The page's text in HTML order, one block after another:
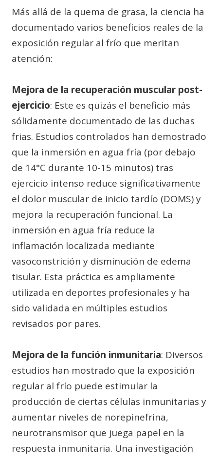
Más allá de la quema de grasa, la ciencia ha
documentado varios beneficios reales de la
exposición regular al frío que meritan
atención:
Mejora de la recuperación muscular post-
ejercicio: Este es quizás el beneficio más
sólidamente documentado de las duchas
frias. Estudios controlados han demostrado
que la inmersión en agua fría (por debajo
de 14°C durante 10-15 minutos) tras
ejercicio intenso reduce significativamente
el dolor muscular de inicio tardío (DOMS) y
mejora la recuperación funcional. La
inmersión en agua fría reduce la
inflamación localizada mediante
vasoconstrición y disminución de edema
tisular. Esta práctica es ampliamente
utilizada en deportes profesionales y ha
sido validada en múltiples estudios
revisados por pares.
Mejora de la función inmunitaria: Diversos
estudios han mostrado que la exposición
regular al frío puede estimular la
producción de ciertas células inmunitarias y
aumentar niveles de norepinefrina,
neurotransmisor que juega papel en la
respuesta inmunitaria. Una investigación